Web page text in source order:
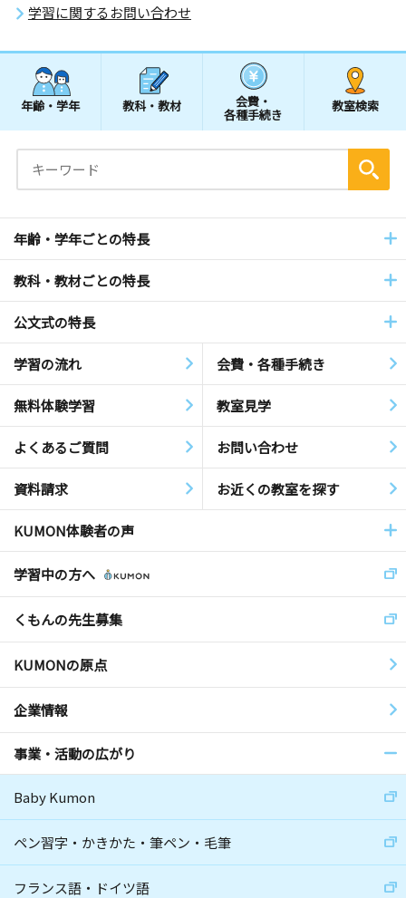
学習に関するお問い合わせ
年齢・学年 教科・教材 会費・
各種手続き
教室検索
年齢・学年ごとの特長
教科・教材ごとの特長
公文式の特長
学習の流れ 会費・各種手続き
無料体験学習 教室見学
よくあるご質問 お問い合わせ
資料請求 お近くの教室を探す
KUMON体験者の声
学習中の方へ
くもんの先生募集
KUMONの原点
企業情報
事業・活動の広がり
Baby Kumon
ペン習字・かきかた・筆ペン・毛筆
フランス語・ドイツ語